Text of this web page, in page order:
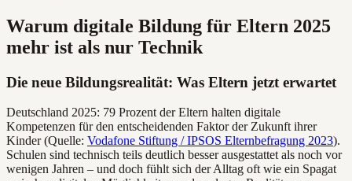
Warum digitale Bildung für Eltern 2025
mehr ist als nur Technik
Die neue Bildungsrealität: Was Eltern jetzt erwartet
Deutschland 2025: 79 Prozent der Eltern halten digitale
Kompetenzen für den entscheidenden Faktor der Zukunft ihrer
Kinder (Quelle: Vodafone Stiftung / IPSOS Elternbefragung 2023).
Schulen sind technisch teils deutlich besser ausgestattet als noch vor
wenigen Jahren – und doch fühlt sich der Alltag oft wie ein Spagat